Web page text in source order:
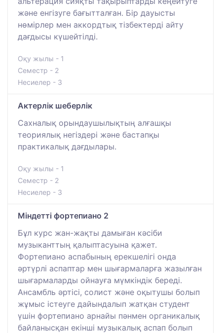
және енгізуге бағытталған. Бір дауысты
нөмірлер мен аккордтық тізбектерді айту
дағдысы күшейтілді.
Оқу жылы - 1
Семестр - 2
Несиелер - 3
Актерлік шеберлік
Сахналық орындаушылықтың алғашқы
теориялық негіздері және бастапқы
практикалық дағдылары.
Оқу жылы - 1
Семестр - 2
Несиелер - 3
Міндетті фортепиано 2
Бұл курс жан-жақты дамыған кәсіби
музыканттың қалыптасуына қажет.
Фортепиано аспабының ерекшелігі онда
әртүрлі аспаптар мен шығармаларға жазылған
шығармаларды ойнауға мүмкіндік береді.
Ансамбль әртісі, солист және оқытушы болып
жұмыс істеуге дайындалып жатқан студент
үшін фортепиано арнайы пәнмен органикалық
байланысқан екінші музыкалық аспап болып